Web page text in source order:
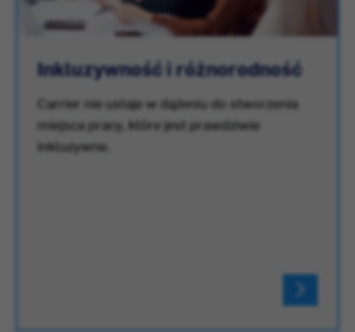
Inkluzywność i różnorodność
Carrier nie ustaje w dążeniu do stworzenia
miejsca pracy, które jest prawdziwie
inkluzywne.